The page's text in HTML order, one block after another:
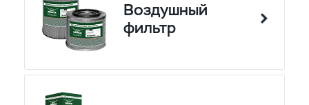
Воздушный
фильтр